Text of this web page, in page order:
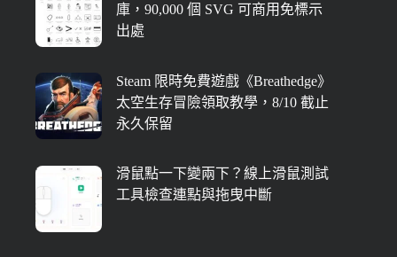
庫，90,000 個 SVG 可商用免標示
出處
Steam 限時免費遊戲《Breathedge》
太空生存冒險領取教學，8/10 截止
永久保留
滑鼠點一下變兩下？線上滑鼠測試
工具檢查連點與拖曳中斷